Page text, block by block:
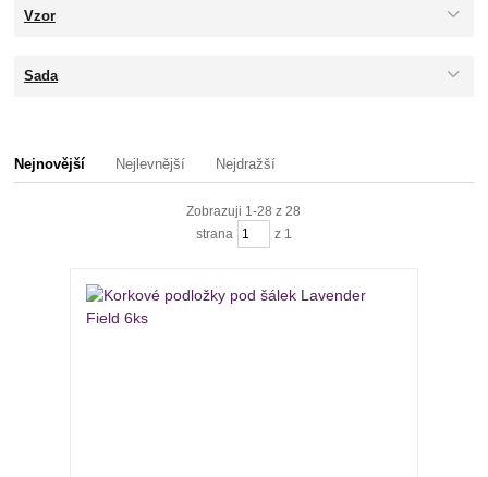
Vzor
Sada
Nejnovější Nejlevnější Nejdražší
Zobrazuji 1-28 z 28
strana
z 1